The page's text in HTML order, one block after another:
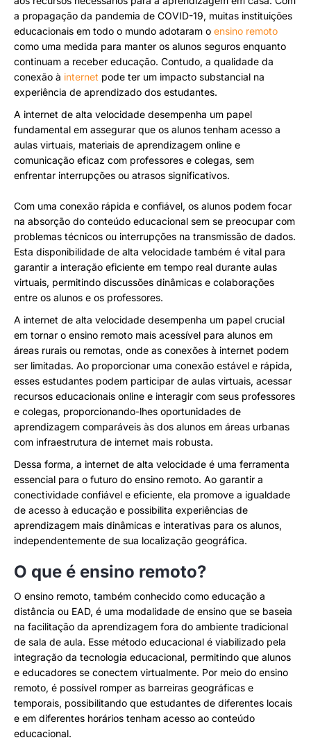
a propagação da pandemia de COVID-19, muitas instituições
educacionais em todo o mundo adotaram o ensino remoto
como uma medida para manter os alunos seguros enquanto
continuam a receber educação. Contudo, a qualidade da
conexão à internet pode ter um impacto substancial na
experiência de aprendizado dos estudantes.
A internet de alta velocidade desempenha um papel
fundamental em assegurar que os alunos tenham acesso a
aulas virtuais, materiais de aprendizagem online e
comunicação eficaz com professores e colegas, sem
enfrentar interrupções ou atrasos significativos.
Com uma conexão rápida e confiável, os alunos podem focar
na absorção do conteúdo educacional sem se preocupar com
problemas técnicos ou interrupções na transmissão de dados.
Esta disponibilidade de alta velocidade também é vital para
garantir a interação eficiente em tempo real durante aulas
virtuais, permitindo discussões dinâmicas e colaborações
entre os alunos e os professores.
A internet de alta velocidade desempenha um papel crucial
em tornar o ensino remoto mais acessível para alunos em
áreas rurais ou remotas, onde as conexões à internet podem
ser limitadas. Ao proporcionar uma conexão estável e rápida,
esses estudantes podem participar de aulas virtuais, acessar
recursos educacionais online e interagir com seus professores
e colegas, proporcionando-lhes oportunidades de
aprendizagem comparáveis às dos alunos em áreas urbanas
com infraestrutura de internet mais robusta.
Dessa forma, a internet de alta velocidade é uma ferramenta
essencial para o futuro do ensino remoto. Ao garantir a
conectividade confiável e eficiente, ela promove a igualdade
de acesso à educação e possibilita experiências de
aprendizagem mais dinâmicas e interativas para os alunos,
independentemente de sua localização geográfica.
O que é ensino remoto?
O ensino remoto, também conhecido como educação a
distância ou EAD, é uma modalidade de ensino que se baseia
na facilitação da aprendizagem fora do ambiente tradicional
de sala de aula. Esse método educacional é viabilizado pela
integração da tecnologia educacional, permitindo que alunos
e educadores se conectem virtualmente. Por meio do ensino
remoto, é possível romper as barreiras geográficas e
temporais, possibilitando que estudantes de diferentes locais
e em diferentes horários tenham acesso ao conteúdo
educacional.